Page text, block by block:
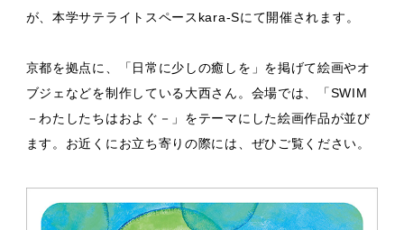
が、本学サテライトスペースkara-Sにて開催されます。
京都を拠点に、「日常に少しの癒しを」を掲げて絵画やオ
ブジェなどを制作している大西さん。会場では、「SWIM
－わたしたちはおよぐ－」をテーマにした絵画作品が並び
ます。お近くにお立ち寄りの際には、ぜひご覧ください。